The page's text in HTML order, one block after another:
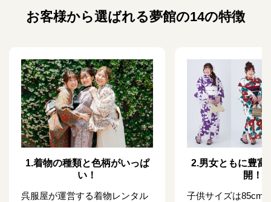
お客様から選ばれる夢館の14の特徴
1.着物の種類と色柄がいっぱ
い！
呉服屋が運営する着物レンタル
2.男女ともに豊富
開！
子供サイズは85cm